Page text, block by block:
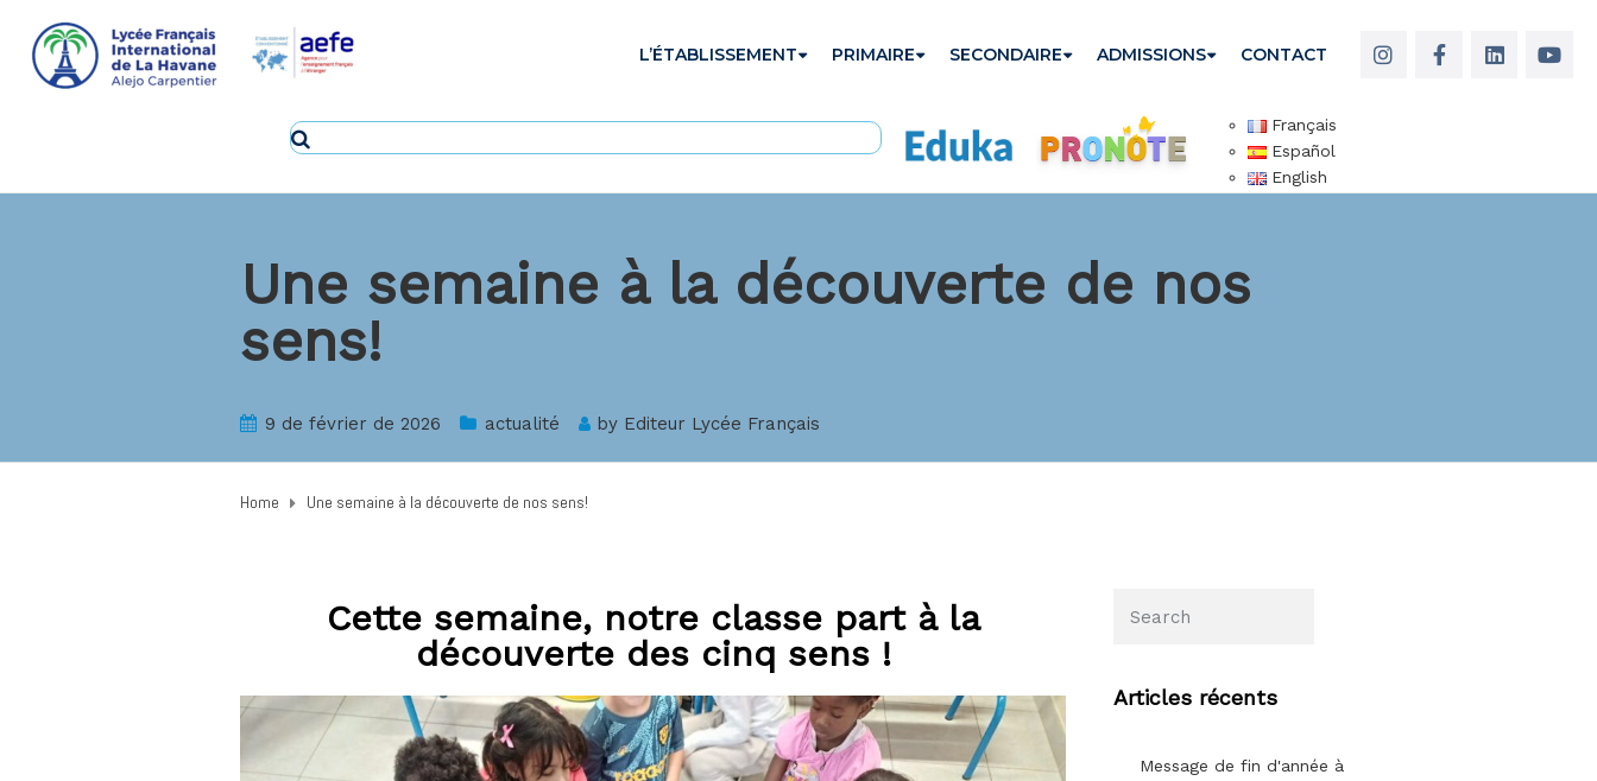
L’ÉTABLISSEMENT PRIMAIRE SECONDAIRE ADMISSIONS CONTACT
Français
Español
English
Une semaine à la découverte de nos
sens!
9 de février de 2026 actualité by Editeur Lycée Français
Home Une semaine à la découverte de nos sens!
Cette semaine, notre classe part à la
découverte des cinq sens !
Articles récents
Message de fin d'année à